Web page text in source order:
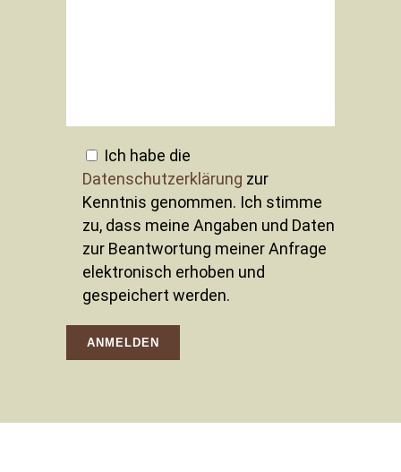
Ich habe die
Datenschutzerklärung zur
Kenntnis genommen. Ich stimme
zu, dass meine Angaben und Daten
zur Beantwortung meiner Anfrage
elektronisch erhoben und
gespeichert werden.